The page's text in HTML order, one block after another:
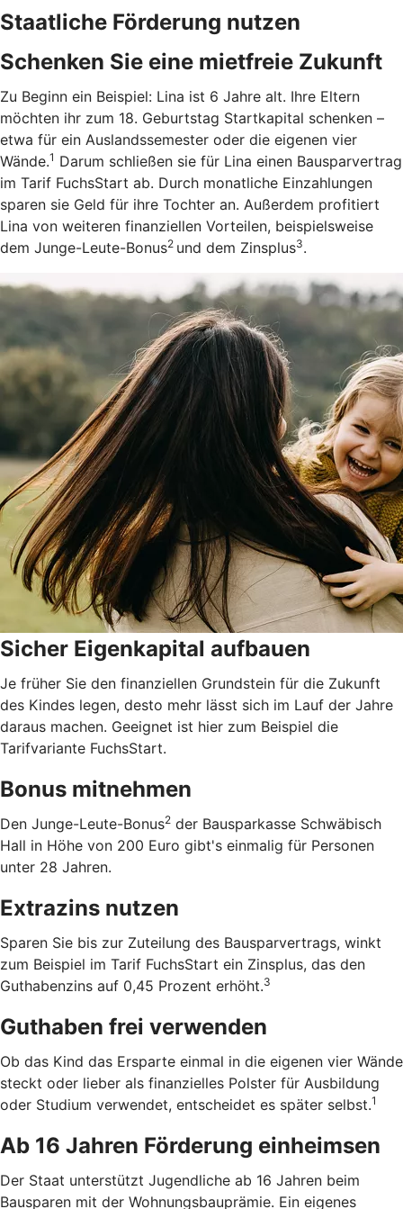
Staatliche Förderung nutzen
Schenken Sie eine mietfreie Zukunft
Zu Beginn ein Beispiel: Lina ist 6 Jahre alt. Ihre Eltern
möchten ihr zum 18. Geburtstag Startkapital schenken –
etwa für ein Auslandssemester oder die eigenen vier
Wände.1 Darum schließen sie für Lina einen Bausparvertrag
im Tarif FuchsStart ab. Durch monatliche Einzahlungen
sparen sie Geld für ihre Tochter an. Außerdem profitiert
Lina von weiteren finanziellen Vorteilen, beispielsweise
dem Junge-Leute-Bonus2 und dem Zinsplus3.
Sicher Eigenkapital aufbauen
Je früher Sie den finanziellen Grundstein für die Zukunft
des Kindes legen, desto mehr lässt sich im Lauf der Jahre
daraus machen. Geeignet ist hier zum Beispiel die
Tarifvariante FuchsStart.
Bonus mitnehmen
Den Junge-Leute-Bonus2 der Bausparkasse Schwäbisch
Hall in Höhe von 200 Euro gibt's einmalig für Personen
unter 28 Jahren.
Extrazins nutzen
Sparen Sie bis zur Zuteilung des Bausparvertrags, winkt
zum Beispiel im Tarif FuchsStart ein Zinsplus, das den
Guthabenzins auf 0,45 Prozent erhöht.3
Guthaben frei verwenden
Ob das Kind das Ersparte einmal in die eigenen vier Wände
steckt oder lieber als finanzielles Polster für Ausbildung
oder Studium verwendet, entscheidet es später selbst.1
Ab 16 Jahren Förderung einheimsen
Der Staat unterstützt Jugendliche ab 16 Jahren beim
Bausparen mit der Wohnungsbauprämie. Ein eigenes